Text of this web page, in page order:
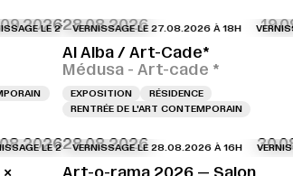
LE 27.08.2026 À 17H VERNISSAGE LE 27.08.2026
28.08.2026
VERNISSAGE LE 27.08.2026 À 18H
Al Alba / Art-Cade*
Médusa - Art-cade *
EXPOSITION
RÉSIDENCE
RENTRÉE DE L'ART CONTEMPORAIN
À 18H VERNISSAGE LE 27.08.2026 À 18H
LE 28.08.2026 À 16H VERNISSAGE LE 28.08.2026
28.08.2026
VERNISSAGE LE 28.08.2026 À 16H
Art-o-rama 2026 — Salon